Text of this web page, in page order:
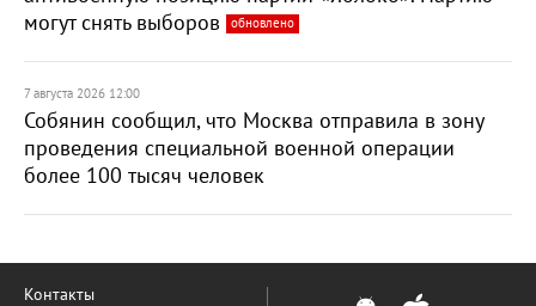
могут снять выборов
обновлено
7 августа 2026 12:00
Собянин сообщил, что Москва отправила в зону
проведения специальной военной операции
более 100 тысяч человек
Контакты